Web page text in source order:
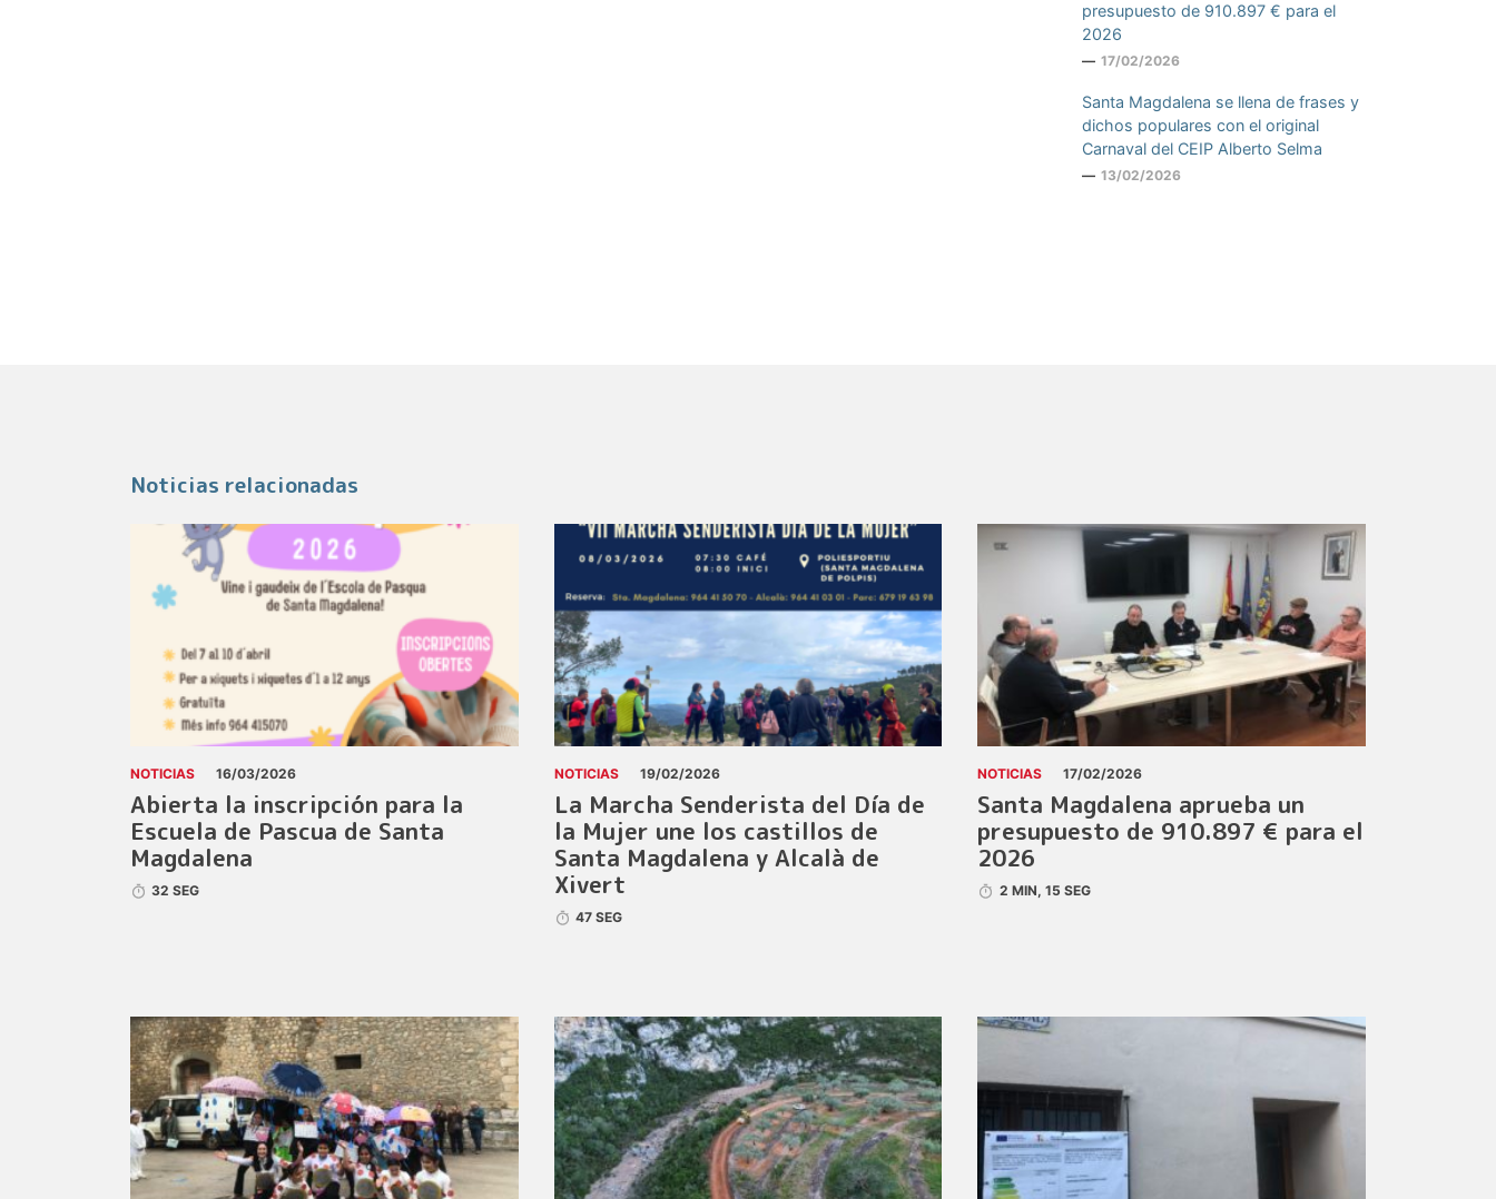
presupuesto de 910.897 € para el
2026
17/02/2026
Santa Magdalena se llena de frases y
dichos populares con el original
Carnaval del CEIP Alberto Selma
13/02/2026
Noticias relacionadas
NOTICIAS 16/03/2026
Abierta la inscripción para la
Escuela de Pascua de Santa
Magdalena
32 SEG
NOTICIAS 19/02/2026
La Marcha Senderista del Día de
la Mujer une los castillos de
Santa Magdalena y Alcalà de
Xivert
47 SEG
NOTICIAS 17/02/2026
Santa Magdalena aprueba un
presupuesto de 910.897 € para el
2026
2 MIN, 15 SEG